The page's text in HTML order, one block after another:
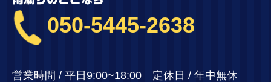
050-5445-2638
営業時間 / 平日9:00~18:00 定休日 / 年中無休